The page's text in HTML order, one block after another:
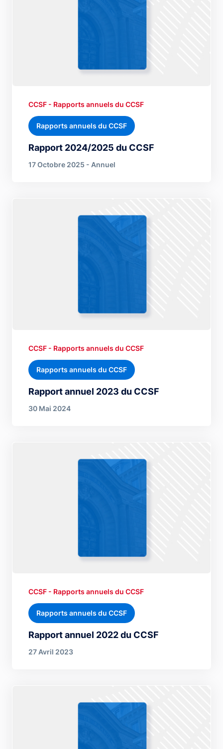
Rapport 2024/2025 du CCSF
CCSF - Rapports annuels du CCSF
Rapports annuels du CCSF
17 Octobre 2025 - Annuel
Rapport annuel 2023 du CCSF
CCSF - Rapports annuels du CCSF
Rapports annuels du CCSF
30 Mai 2024
Rapport annuel 2022 du CCSF
CCSF - Rapports annuels du CCSF
Rapports annuels du CCSF
27 Avril 2023